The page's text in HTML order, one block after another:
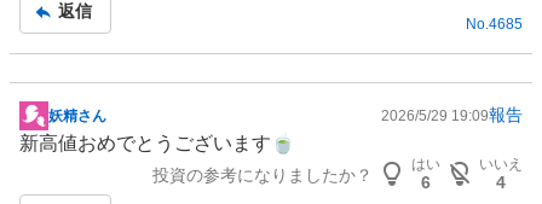
返信
No. 4685
掲
示
妖精さん 2026/5/29 19:09報告
新高値おめでとうございます🍵
投資の参考になりましたか？
はい
6
いいえ
4